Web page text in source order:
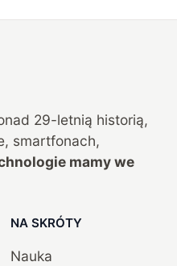
29-letnią historią,
smartfonach,
mamy we
NA SKRÓTY
Nauka